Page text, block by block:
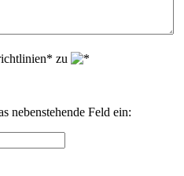
zu
nebenstehende Feld ein: